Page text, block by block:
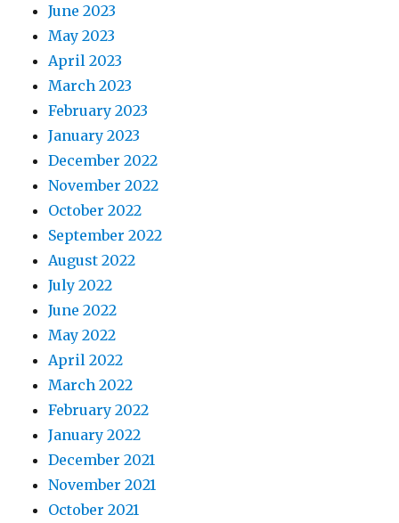
June 2023
May 2023
April 2023
March 2023
February 2023
January 2023
December 2022
November 2022
October 2022
September 2022
August 2022
July 2022
June 2022
May 2022
April 2022
March 2022
February 2022
January 2022
December 2021
November 2021
October 2021